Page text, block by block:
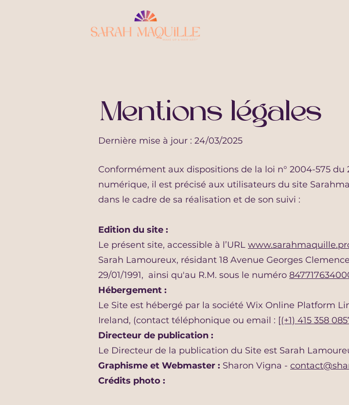
Mentions légales
Dernière mise à jour : 24/03/2025
Conformément aux dispositions de la loi n° 2004-575
numérique, il est précisé aux utilisateurs du site
dans le cadre de sa réalisation et de son suivi :
Edition du site :
Le présent site, accessible à l’URL
Sarah Lamoureux, résidant 18 Avenue Georges
29/01/1991, ainsi qu'au R.M. sous le numéro
Hébergement :
Le Site est hébergé par la société Wix Online Platform
Ireland, (contact téléphonique ou email : [(+1) 415 358
Directeur de publication :
Le Directeur de la publication du Site est Sarah
Graphisme et Webmaster : Sharon Vigna -
Crédits photo :